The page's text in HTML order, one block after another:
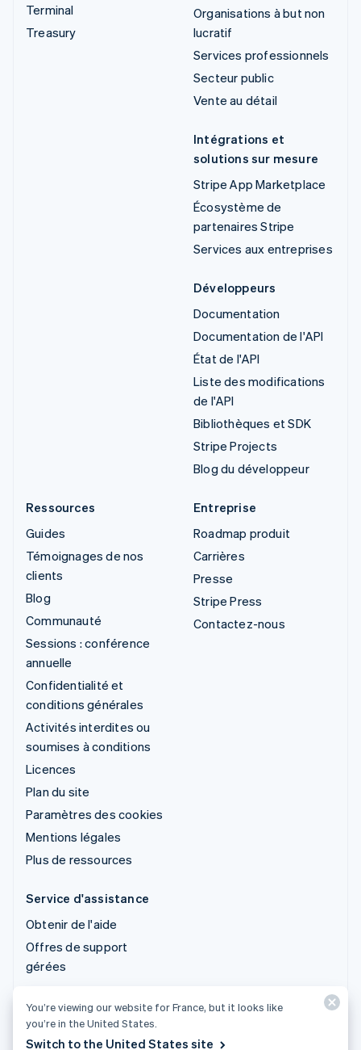
Terminal
Treasury
Organisations à but non
lucratif
Services professionnels
Secteur public
Vente au détail
Intégrations et
solutions sur mesure
Stripe App Marketplace
Écosystème de
partenaires Stripe
Services aux entreprises
Développeurs
Documentation
Documentation de l'API
État de l'API
Liste des modifications
de l'API
Bibliothèques et SDK
Stripe Projects
Blog du développeur
Ressources
Guides
Témoignages de nos
clients
Blog
Communauté
Sessions : conférence
annuelle
Confidentialité et
conditions générales
Activités interdites ou
soumises à conditions
Licences
Plan du site
Paramètres des cookies
Mentions légales
Plus de ressources
Entreprise
Roadmap produit
Carrières
Presse
Stripe Press
Contactez-nous
Service d'assistance
Obtenir de l'aide
Offres de support
gérées
© 2026 Stripe, LLC
You’re viewing our website for France, but it looks like
you’re in the United States.
Switch to the United States site